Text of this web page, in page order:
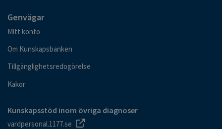
Genvägar
Mitt konto
Om Kunskapsbanken
Tillgänglighetsredogörelse
Kakor
Kunskapsstöd inom övriga diagnoser
vardpersonal.1177.se